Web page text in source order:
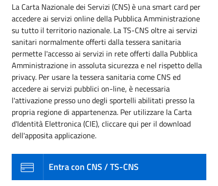
La Carta Nazionale dei Servizi (CNS) è una smart card per
accedere ai servizi online della Pubblica Amministrazione
su tutto il territorio nazionale. La TS-CNS oltre ai servizi
sanitari normalmente offerti dalla tessera sanitaria
permette l'accesso ai servizi in rete offerti dalla Pubblica
Amministrazione in assoluta sicurezza e nel rispetto della
privacy. Per usare la tessera sanitaria come CNS ed
accedere ai servizi pubblici on-line, è necessaria
l'attivazione presso uno degli sportelli abilitati presso la
propria regione di appartenenza. Per utilizzare la Carta
d'Identità Elettronica (CIE), cliccare qui per il download
dell'apposita applicazione.
Entra con CNS / TS-CNS